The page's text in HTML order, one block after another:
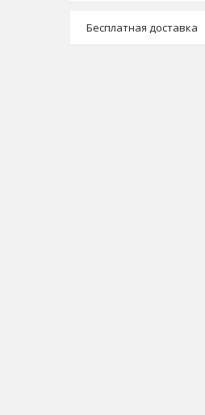
Бесплатная доставка